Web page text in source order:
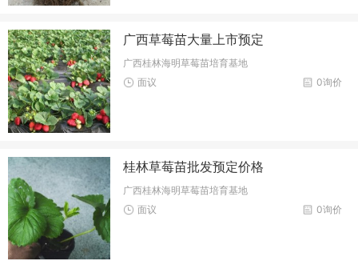
广西草莓苗大量上市预定
广西桂林海明草莓苗培育基地
0询价
面议
桂林草莓苗批发预定价格
广西桂林海明草莓苗培育基地
0询价
面议